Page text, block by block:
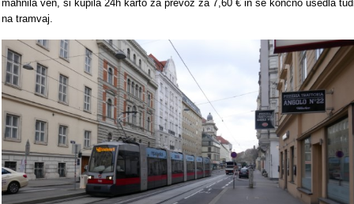
mahnila ven, si kupila 24h karto za prevoz za 7,60 € in se končno usedla
na tramvaj.